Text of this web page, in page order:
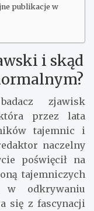
publikacje w
i skąd
zjawisk
przez lata
tajemnic i
naczelny
poświęcił na
tajemniczych
w odkrywaniu
się z fascynacji